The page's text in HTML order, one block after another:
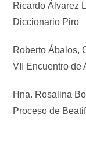
Ricardo Álvarez
Diccionario Piro
Roberto Ábalos,
VII Encuentro de
Hna. Rosalina
Proceso de